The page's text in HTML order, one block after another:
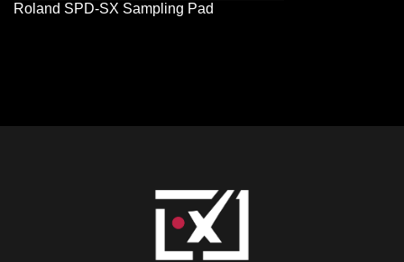
Roland SPD-SX Sampling Pad